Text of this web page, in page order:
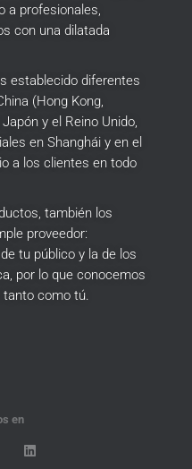
a profesionales,
con una dilatada
establecido diferentes
(Hong Kong,
y el Reino Unido,
en Shanghái y en el
a los clientes en todo
también los
proveedor:
tu público y la de los
por lo que conocemos
como tú.
en